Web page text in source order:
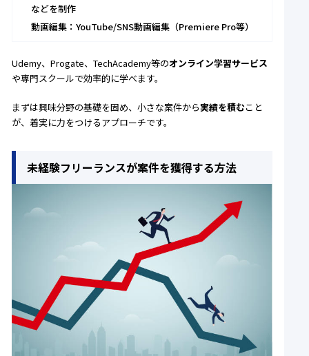
などを制作
動画編集：YouTube/SNS動画編集（Premiere Pro等）
Udemy、Progate、TechAcademy等のオンライン学習サービス
や専門スクールで効率的に学べます。
まずは興味分野の基礎を固め、小さな案件から実績を積むこと
が、着実に力をつけるアプローチです。
未経験フリーランスが案件を獲得する方法